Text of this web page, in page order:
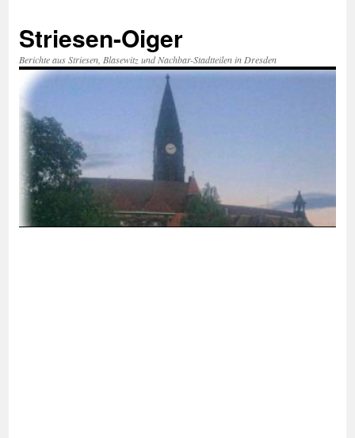
springen
Striesen-Oiger
Berichte aus Striesen, Blasewitz und Nachbar-Stadtteilen in Dresden